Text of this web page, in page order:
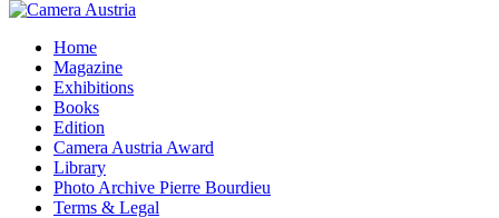
Home
Magazine
Exhibitions
Books
Edition
Camera Austria Award
Library
Photo Archive Pierre Bourdieu
Terms & Legal